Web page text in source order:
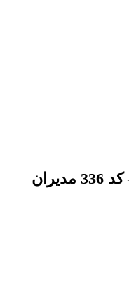
نمایندگی نیشابور – شکاری – کد 336 مدیران